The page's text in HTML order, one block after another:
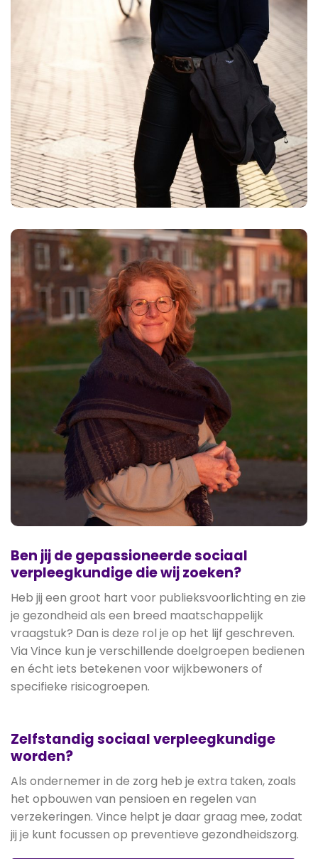
Ben jij de gepassioneerde sociaal
verpleegkundige die wij zoeken?
Heb jij een groot hart voor publieksvoorlichting en zie
je gezondheid als een breed maatschappelijk
vraagstuk? Dan is deze rol je op het lijf geschreven.
Via Vince kun je verschillende doelgroepen bedienen
en écht iets betekenen voor wijkbewoners of
specifieke risicogroepen.
Zelfstandig sociaal verpleegkundige
worden?
Als ondernemer in de zorg heb je extra taken, zoals
het opbouwen van pensioen en regelen van
verzekeringen. Vince helpt je daar graag mee, zodat
jij je kunt focussen op preventieve gezondheidszorg.